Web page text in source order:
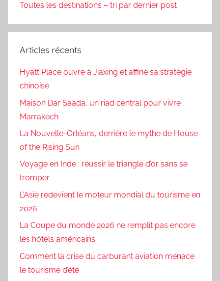
Toutes les destinations – tri par dernier post
Articles récents
Hyatt Place ouvre à Jiaxing et affine sa stratégie
chinoise
Maison Dar Saada, un riad central pour vivre
Marrakech
La Nouvelle-Orléans, derrière le mythe de House
of the Rising Sun
Voyage en Inde : réussir le triangle d’or sans se
tromper
L’Asie redevient le moteur mondial du tourisme en
2026
La Coupe du monde 2026 ne remplit pas encore
les hôtels américains
Comment la crise du carburant aviation menace
le tourisme d’été